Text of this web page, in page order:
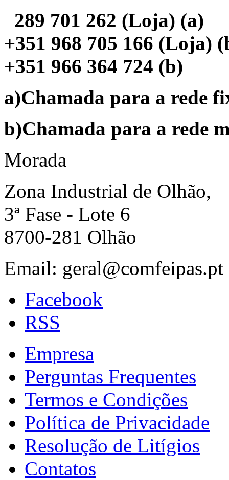
289 701 262 (Loja) (a)
+351 968 705 166 (Loja)
+351 966 364 724 (b)
a)Chamada para a rede
b)Chamada para a rede
Morada
Zona Industrial de Olhão,
3ª Fase - Lote 6
8700-281 Olhão
Email: geral@comfeipas.pt
Facebook
RSS
Empresa
Perguntas Frequentes
Termos e Condições
Política de Privacidade
Resolução de Litígios
Contatos